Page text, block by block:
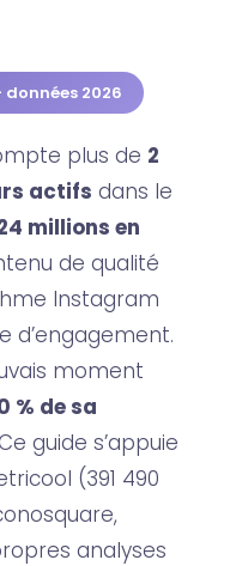
données 2026
plus de 2
actifs dans le
millions en
de qualité
Instagram
d’engagement.
moment
% de sa
guide s’appuie
(391 490
analyses